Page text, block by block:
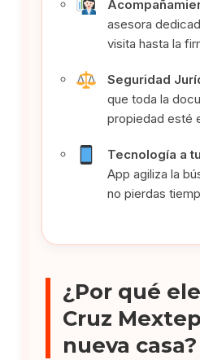
asesora
visita hasta la
Seguridad
que toda la
propiedad esté
Tecnología a
App agiliza la
no pierdas
¿Por qué
Cruz
nueva casa?